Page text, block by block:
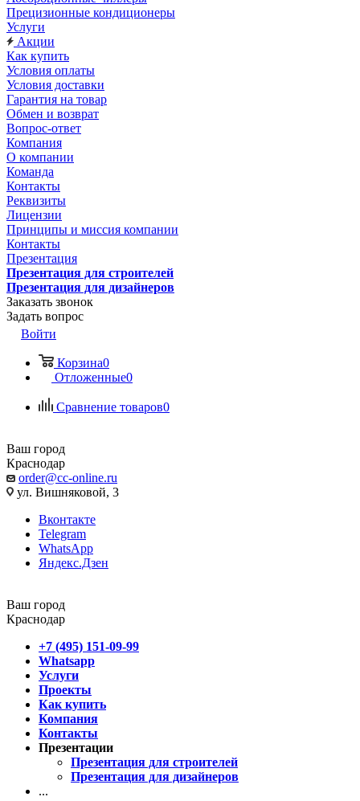
Прецизионные кондиционеры
Услуги
Акции
Как купить
Условия оплаты
Условия доставки
Гарантия на товар
Обмен и возврат
Вопрос-ответ
Компания
О компании
Команда
Контакты
Реквизиты
Лицензии
Принципы и миссия компании
Контакты
Презентация
Презентация для строителей
Презентация для дизайнеров
Заказать звонок
Задать вопрос
Войти
Корзина0
Отложенные0
Сравнение товаров0
Ваш город
Краснодар
order@cc-online.ru
ул. Вишняковой, 3
Вконтакте
Telegram
WhatsApp
Яндекс.Дзен
Ваш город
Краснодар
+7 (495) 151-09-99
Whatsapp
Услуги
Проекты
Как купить
Компания
Контакты
Презентации
Презентация для строителей
Презентация для дизайнеров
...